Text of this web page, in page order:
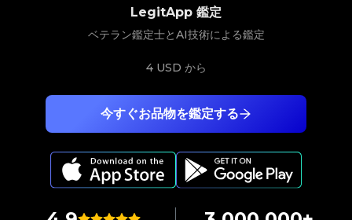
今すぐお品物を鑑定する
LegitApp 鑑定
ベテラン鑑定士とAI技術による鑑定
4 USD から